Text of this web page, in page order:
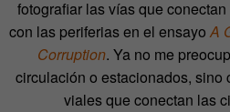
fotografiar las vías que
con las periferias en el ensayoA
Corruption. Ya no me
circulación o estacionados, sino
viales que conectan las